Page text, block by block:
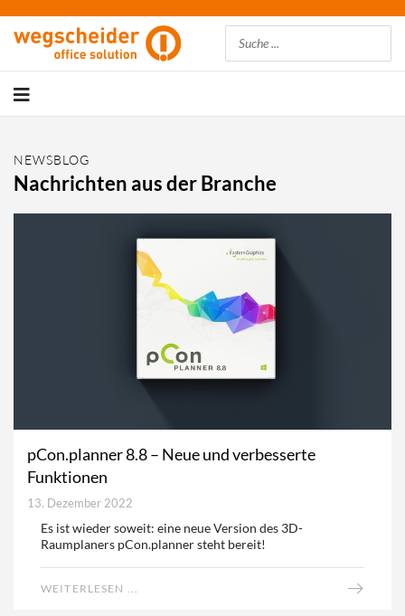
NEWSBLOG
Nachrichten aus der Branche
pCon.planner 8.8 – Neue und verbesserte
Funktionen
13. Dezember 2022
Es ist wieder soweit: eine neue Version des 3D-
Raumplaners pCon.planner steht bereit!
WEITERLESEN ...